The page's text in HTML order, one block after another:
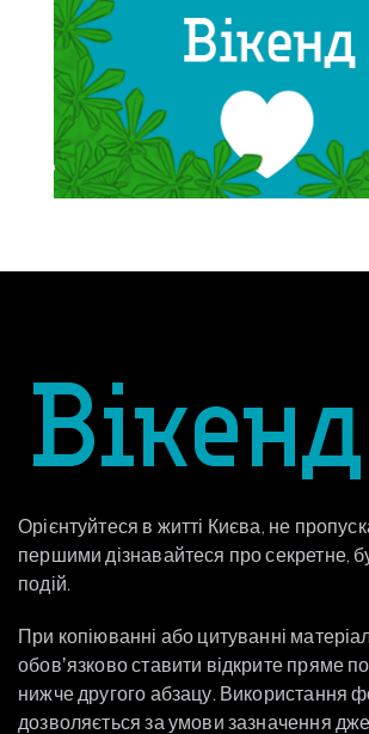
Орієнтуйтеся в житті Києва, не
першими дізнавайтеся про секретне,
подій.
При копіюванні або цитуванні
обовʼязково ставити відкрите пряме
нижче другого абзацу. Використання
дозволяється за умови зазначення